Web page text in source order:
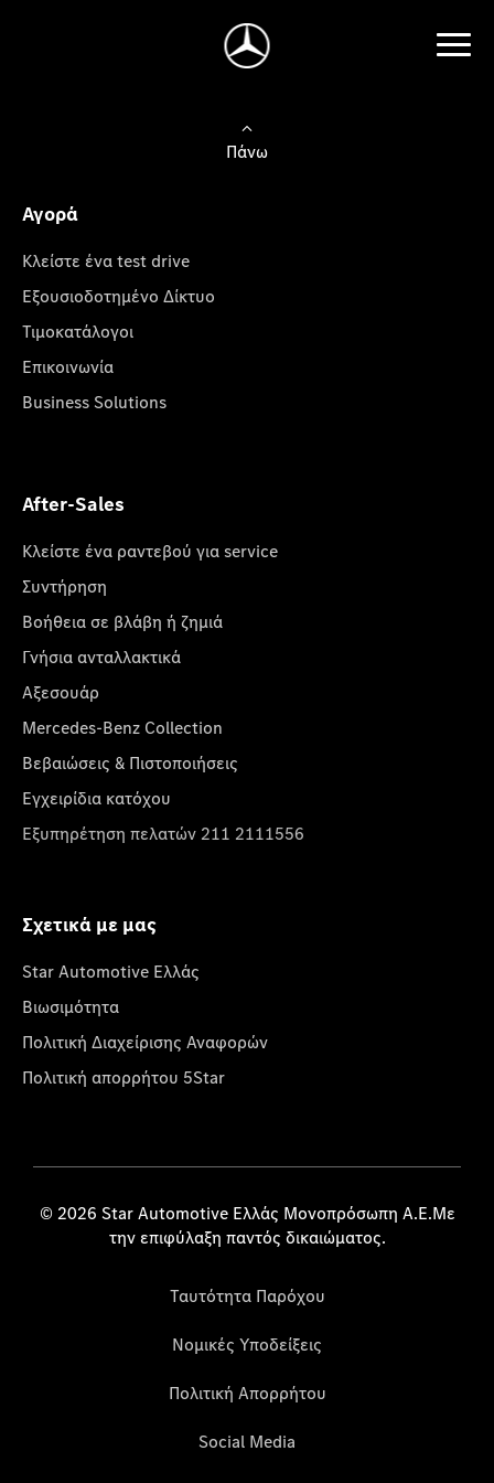
Πάνω
Αγορά
Κλείστε ένα test drive
Εξουσιοδοτημένο Δίκτυο
Τιμοκατάλογοι
Επικοινωνία
Business Solutions
After-Sales
Κλείστε ένα ραντεβού για service
Συντήρηση
Βοήθεια σε βλάβη ή ζημιά
Γνήσια ανταλλακτικά
Αξεσουάρ
Mercedes-Benz Collection
Βεβαιώσεις & Πιστοποιήσεις
Εγχειρίδια κατόχου
Εξυπηρέτηση πελατών 211 2111556
Σχετικά με μας
Star Automotive Ελλάς
Βιωσιμότητα
Πολιτική Διαχείρισης Αναφορών
Πολιτική απορρήτου 5Star
© 2026 Star Automotive Ελλάς Μονοπρόσωπη Α.Ε.Με
την επιφύλαξη παντός δικαιώματος.
Ταυτότητα Παρόχου
Νομικές Υποδείξεις
Πολιτική Απορρήτου
Social Media